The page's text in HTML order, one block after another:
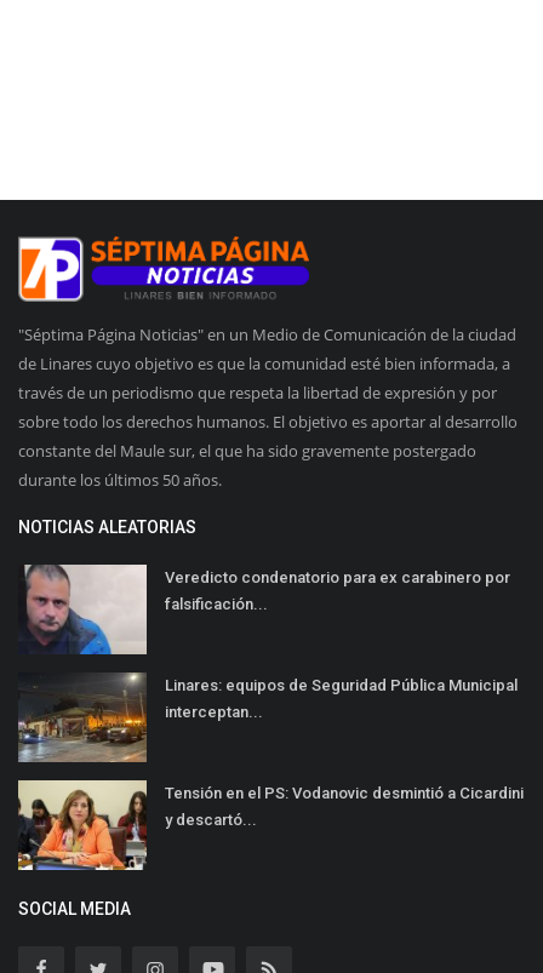
"Séptima Página Noticias" en un Medio de Comunicación de la ciudad
de Linares cuyo objetivo es que la comunidad esté bien informada, a
través de un periodismo que respeta la libertad de expresión y por
sobre todo los derechos humanos. El objetivo es aportar al desarrollo
constante del Maule sur, el que ha sido gravemente postergado
durante los últimos 50 años.
NOTICIAS ALEATORIAS
Veredicto condenatorio para ex carabinero por
falsificación...
Linares: equipos de Seguridad Pública Municipal
interceptan...
Tensión en el PS: Vodanovic desmintió a Cicardini
y descartó...
SOCIAL MEDIA